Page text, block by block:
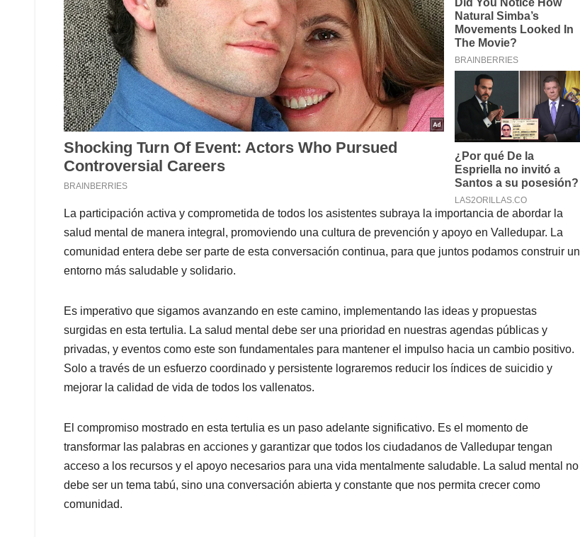
La participación activa y comprometida de todos los asistentes subraya la importancia de abordar la
salud mental de manera integral, promoviendo una cultura de prevención y apoyo en Valledupar. La
comunidad entera debe ser parte de esta conversación continua, para que juntos podamos construir un
entorno más saludable y solidario.
Es imperativo que sigamos avanzando en este camino, implementando las ideas y propuestas
surgidas en esta tertulia. La salud mental debe ser una prioridad en nuestras agendas públicas y
privadas, y eventos como este son fundamentales para mantener el impulso hacia un cambio positivo.
Solo a través de un esfuerzo coordinado y persistente lograremos reducir los índices de suicidio y
mejorar la calidad de vida de todos los vallenatos.
El compromiso mostrado en esta tertulia es un paso adelante significativo. Es el momento de
transformar las palabras en acciones y garantizar que todos los ciudadanos de Valledupar tengan
acceso a los recursos y el apoyo necesarios para una vida mentalmente saludable. La salud mental no
debe ser un tema tabú, sino una conversación abierta y constante que nos permita crecer como
comunidad.